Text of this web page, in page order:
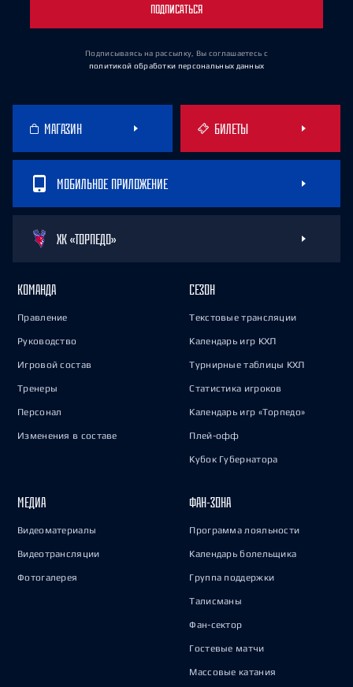
ПОДПИСАТЬСЯ
Подписываясь на рассылку, Вы соглашаетесь с
политикой обработки персональных данных
МАГАЗИН БИЛЕТЫ
МОБИЛЬНОЕ ПРИЛОЖЕНИЕ
ХК «ТОРПЕДО»
КОМАНДА
Правление
Руководство
Игровой состав
Тренеры
Персонал
Изменения в составе
СЕЗОН
Текстовые трансляции
Календарь игр КХЛ
Турнирные таблицы КХЛ
Статистика игроков
Календарь игр «Торпедо»
Плей-офф
Кубок Губернатора
МЕДИА
Видеоматериалы
Видеотрансляции
Фотогалерея
ФАН-ЗОНА
Программа лояльности
Календарь болельщика
Группа поддержки
Талисманы
Фан-сектор
Гостевые матчи
Массовые катания